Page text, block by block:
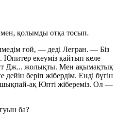
қолымды отқа тосып.
ғой, — деді Легран. — Біз
Юпитер екеуміз қайтып келе
Дж... жолықты. Мен ақымақтық
беріп жібердім. Енді бүгін
шықпай-ақ Юпті жібереміз. Ол —
ба?